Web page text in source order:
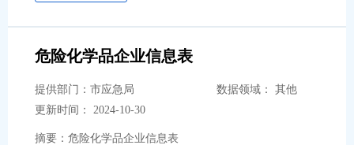
危险化学品企业信息表
提供部门：市应急局
数据领域： 其他
更新时间： 2024-10-30
摘要：危险化学品企业信息表